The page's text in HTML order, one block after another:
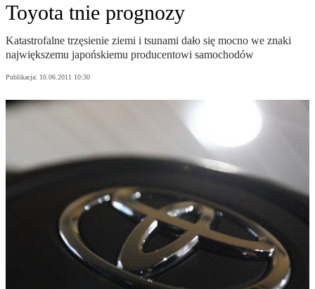
Toyota tnie prognozy
Katastrofalne trzęsienie ziemi i tsunami dało się mocno we znaki
największemu japońskiemu producentowi samochodów
Publikacja: 10.06.2011 10:30